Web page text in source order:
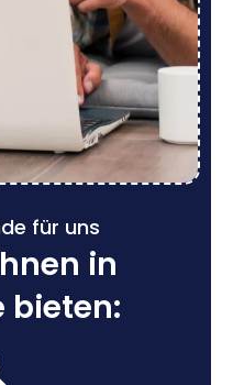
für uns
in
bieten: